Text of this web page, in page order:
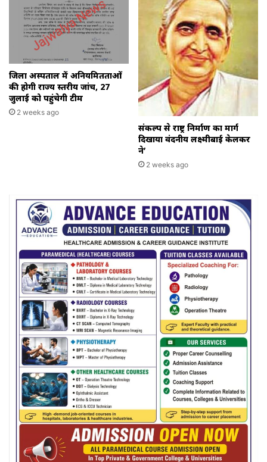
जिला अस्पताल में अनियमितताओं
की होगी राज्य स्तरीय जांच, 27
जुलाई को पहुंचेगी टीम
2 weeks ago
संकल्प से राष्ट्र निर्माण का मार्ग
दिखाया वंदनीय लक्ष्मीबाई केलकर
ने’
2 weeks ago